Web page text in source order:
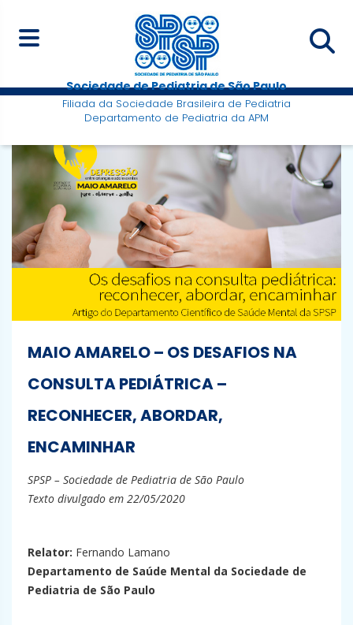
Sociedade de Pediatria de São Paulo
Filiada da Sociedade Brasileira de Pediatria
Departamento de Pediatria da APM
MAIO AMARELO – OS DESAFIOS NA
CONSULTA PEDIÁTRICA –
RECONHECER, ABORDAR,
ENCAMINHAR
SPSP – Sociedade de Pediatria de São Paulo
Texto divulgado em 22/05/2020
Relator: Fernando Lamano
Departamento de Saúde Mental da Sociedade de
Pediatria de São Paulo